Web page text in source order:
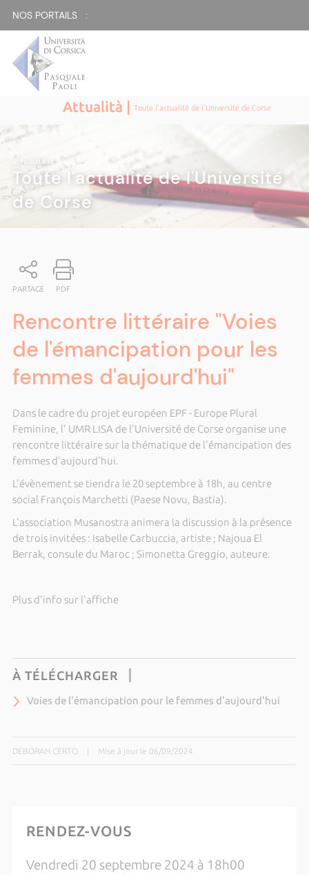
NOS PORTAILS :
Attualità |Toute l'actualité de l'Université de Corse
ATTUALITÀ|
Toute l'actualité de l'Université
de Corse
PARTAGE PDF
Rencontre littéraire "Voies
de l'émancipation pour les
femmes d'aujourd'hui"
Dans le cadre du projet européen EPF - Europe Plural
Feminine, l' UMR LISA de l'Université de Corse organise une
rencontre littéraire sur la thématique de l'émancipation des
femmes d'aujourd'hui.
L'évènement se tiendra le 20 septembre à 18h, au centre
social François Marchetti (Paese Novu, Bastia).
L'association Musanostra animera la discussion à la présence
de trois invitées : Isabelle Carbuccia, artiste ; Najoua El
Berrak, consule du Maroc ; Simonetta Greggio, auteure.
Plus d'info sur l'affiche
À TÉLÉCHARGER
Voies de l'émancipation pour le femmes d'aujourd'hui
DEBORAH CERTO Mise à jour le 06/09/2024
RENDEZ-VOUS
Vendredi 20 septembre 2024 à 18h00